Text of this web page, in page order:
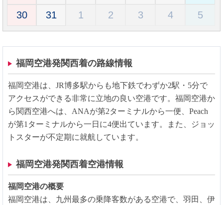
30
31 1 2 3 4 5
福岡空港発関西着の路線情報
福岡空港は、JR博多駅からも地下鉄でわずか2駅・5分で
アクセスができる非常に立地の良い空港です。福岡空港か
ら関西空港へは、ANAが第2ターミナルから一便、Peach
が第1ターミナルから一日に4便出ています。また、ジョッ
トスターが不定期に就航しています。
福岡空港発関西着空港情報
福岡空港の概要
福岡空港は、九州最多の乗降客数がある空港で、羽田、伊